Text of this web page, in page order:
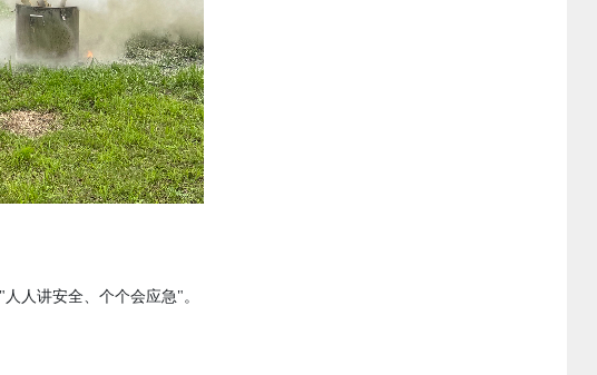
"人人讲安全、个个会应急" 。